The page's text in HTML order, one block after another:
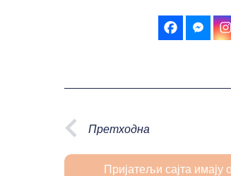
Претходна
Пријатељи сајта имају